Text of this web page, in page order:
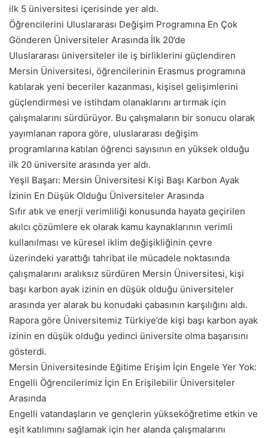
ilk 5 üniversitesi içerisinde yer aldı.
Öğrencilerini Uluslararası Değişim Programına En Çok
Gönderen Üniversiteler Arasında İlk 20’de
Uluslararası üniversiteler ile iş birliklerini güçlendiren
Mersin Üniversitesi, öğrencilerinin Erasmus programına
katılarak yeni beceriler kazanması, kişisel gelişimlerini
güçlendirmesi ve istihdam olanaklarını artırmak için
çalışmalarını sürdürüyor. Bu çalışmaların bir sonucu olarak
yayımlanan rapora göre, uluslararası değişim
programlarına katılan öğrenci sayısının en yüksek olduğu
ilk 20 üniversite arasında yer aldı.
Yeşil Başarı: Mersin Üniversitesi Kişi Başı Karbon Ayak
İzinin En Düşük Olduğu Üniversiteler Arasında
Sıfır atık ve enerji verimliliği konusunda hayata geçirilen
akılcı çözümlere ek olarak kamu kaynaklarının verimli
kullanılması ve küresel iklim değişikliğinin çevre
üzerindeki yarattığı tahribat ile mücadele noktasında
çalışmalarını aralıksız sürdüren Mersin Üniversitesi, kişi
başı karbon ayak izinin en düşük olduğu üniversiteler
arasında yer alarak bu konudaki çabasının karşılığını aldı.
Rapora göre Üniversitemiz Türkiye’de kişi başı karbon ayak
izinin en düşük olduğu yedinci üniversite olma başarısını
gösterdi.
Mersin Üniversitesinde Eğitime Erişim İçin Engele Yer Yok:
Engelli Öğrencilerimiz İçin En Erişilebilir Üniversiteler
Arasında
Engelli vatandaşların ve gençlerin yükseköğretime etkin ve
eşit katılımını sağlamak için her alanda çalışmalarını